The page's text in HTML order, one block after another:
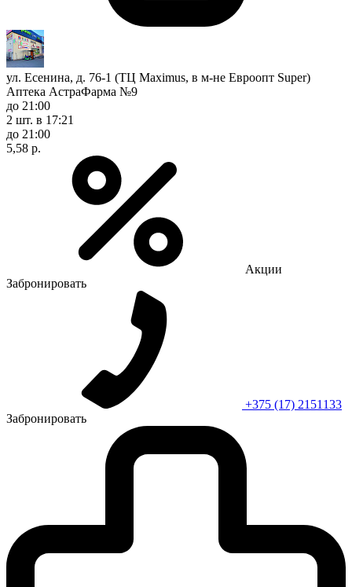
ул. Есенина, д. 76-1 (ТЦ Maximus, в м-не Евроопт Super)
Аптека АстраФарма №9
до 21:00
2 шт. в 17:21
до 21:00
5,58 р.
Акции
Забронировать
+375 (17) 2151133
Забронировать